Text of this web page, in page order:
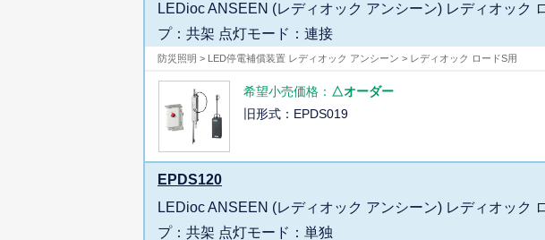
LEDioc ANSEEN (レディオック アンシーン) レディオック
プ：共架 点灯モード：連接
防災照明 > LED停電補償装置 レディオック アンシーン > レディオック ロードS用
希望小売価格： △オーダー
旧形式：EPDS019
EPDS120
LEDioc ANSEEN (レディオック アンシーン) レディオック
プ：共架 点灯モード：単独